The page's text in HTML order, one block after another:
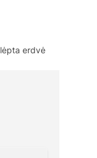
erdvė